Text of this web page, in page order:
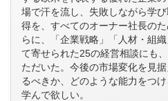
場で汗を流し、失敗しながら学
得を、すべてのオーナー社長の
らに、「企業戦略」「人材・組
て寄せられた25の経営相談にも
ただいた。今後の市場変化を見
るべきか、どのような能力をつ
学んで欲しい。